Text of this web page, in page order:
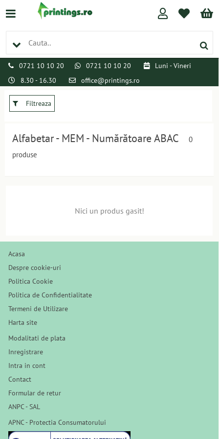
0721 10 10 20 0721 10 10 20
Luni - Vineri
8.30 - 16.30
office@printings.ro
Filtreaza
Alfabetar - MEM - Numărătoare ABAC
0
produse
Nici un produs gasit!
Acasa
Despre cookie-uri
Politica Cookie
Politica de Confidentialitate
Termeni de Utilizare
Harta site
Modalitati de plata
Inregistrare
Intra in cont
Contact
Formular de retur
ANPC - SAL
APNC - Protectia Consumatorului